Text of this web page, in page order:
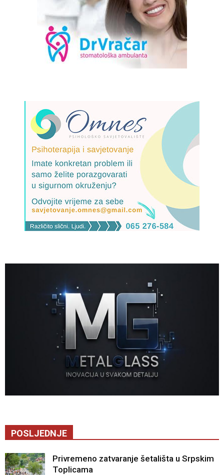
POSLJEDNJE
Privremeno zatvaranje šetališta u Srpskim
Toplicama